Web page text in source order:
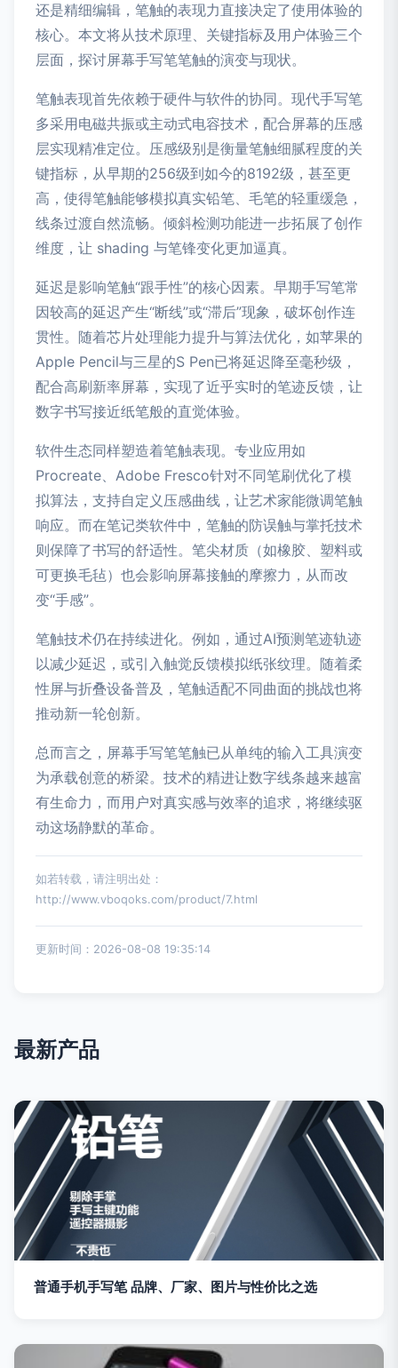
还是精细编辑，笔触的表现力直接决定了使用体验的
核心。本文将从技术原理、关键指标及用户体验三个
层面，探讨屏幕手写笔笔触的演变与现状。
笔触表现首先依赖于硬件与软件的协同。现代手写笔
多采用电磁共振或主动式电容技术，配合屏幕的压感
层实现精准定位。压感级别是衡量笔触细腻程度的关
键指标，从早期的256级到如今的8192级，甚至更
高，使得笔触能够模拟真实铅笔、毛笔的轻重缓急，
线条过渡自然流畅。倾斜检测功能进一步拓展了创作
维度，让 shading 与笔锋变化更加逼真。
延迟是影响笔触“跟手性”的核心因素。早期手写笔常
因较高的延迟产生“断线”或“滞后”现象，破坏创作连
贯性。随着芯片处理能力提升与算法优化，如苹果的
Apple Pencil与三星的S Pen已将延迟降至毫秒级，
配合高刷新率屏幕，实现了近乎实时的笔迹反馈，让
数字书写接近纸笔般的直觉体验。
软件生态同样塑造着笔触表现。专业应用如
Procreate、Adobe Fresco针对不同笔刷优化了模
拟算法，支持自定义压感曲线，让艺术家能微调笔触
响应。而在笔记类软件中，笔触的防误触与掌托技术
则保障了书写的舒适性。笔尖材质（如橡胶、塑料或
可更换毛毡）也会影响屏幕接触的摩擦力，从而改
变“手感”。
笔触技术仍在持续进化。例如，通过AI预测笔迹轨迹
以减少延迟，或引入触觉反馈模拟纸张纹理。随着柔
性屏与折叠设备普及，笔触适配不同曲面的挑战也将
推动新一轮创新。
总而言之，屏幕手写笔笔触已从单纯的输入工具演变
为承载创意的桥梁。技术的精进让数字线条越来越富
有生命力，而用户对真实感与效率的追求，将继续驱
动这场静默的革命。
如若转载，请注明出处：
http://www.vboqoks.com/product/7.html
更新时间：2026-08-08 19:35:14
最新产品
普通手机手写笔 品牌、厂家、图片与性价比之选